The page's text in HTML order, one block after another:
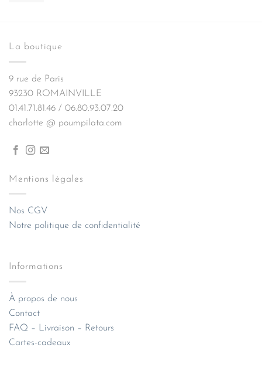
La boutique
9 rue de Paris
93230 ROMAINVILLE
01.41.71.81.46 / 06.80.93.07.20
charlotte @ poumpilata.com
Mentions légales
Nos CGV
Notre politique de confidentialité
Informations
À propos de nous
Contact
FAQ – Livraison – Retours
Cartes-cadeaux